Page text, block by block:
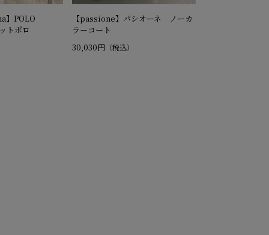
POLO
トポロ
【passione】パシオーネ ノーカ
ラーコート
30,030円（税込）